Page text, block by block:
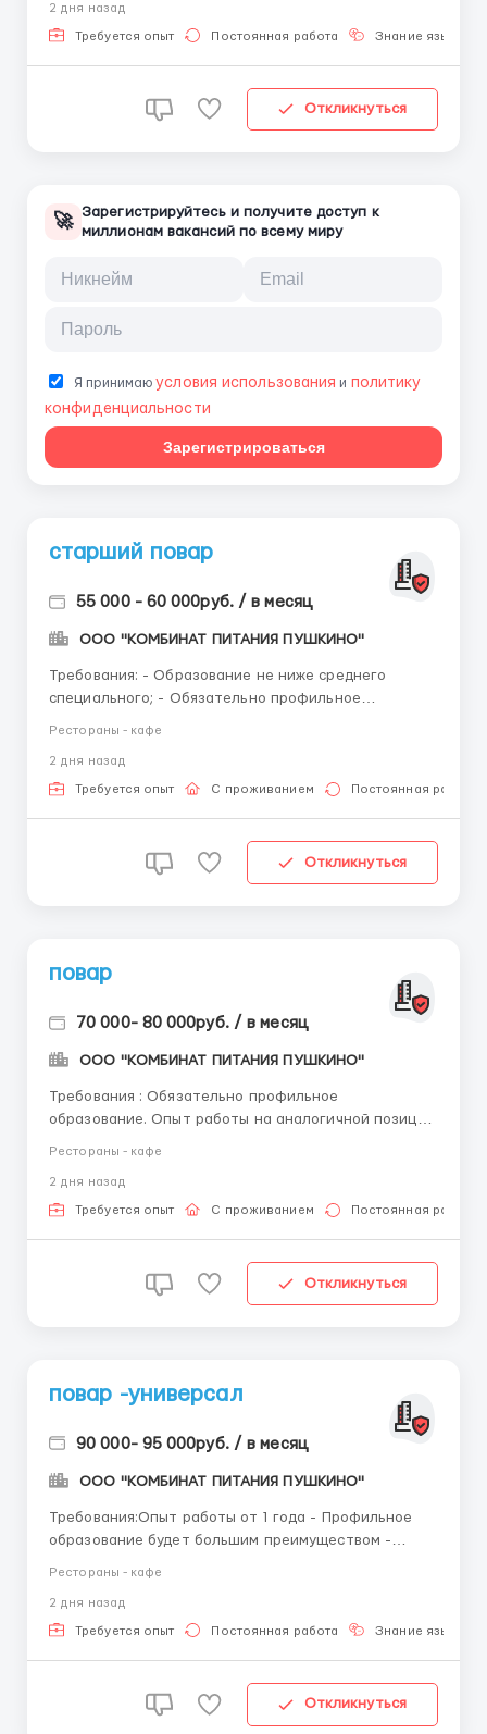
предприятий, складских комплексов,
муниципальных бюджетных учреждений. Наши
2 дня назад
Требуется опыт Постоянная работа Знание языка
Откликнуться
🚀 Зарегистрируйтесь и получите доступ к
миллионам вакансий по всему миру
Я принимаюусловия использования и политику
конфиденциальности
Зарегистрироваться
старший повар
55 000 - 60 000руб. / в месяц
ООО "КОМБИНАТ ПИТАНИЯ ПУШКИНО"
Требования: - Образование не ниже среднего
специального; - Обязательно профильное
"слушать"; - Рассматриваем кандидатов РФ,
Казахстан, Киргизия, Узбекистан. ...
Рестораны - кафе
2 дня назад
Требуется опыт С проживанием Постоянная работа
Откликнуться
повар
70 000- 80 000руб. / в месяц
ООО "КОМБИНАТ ПИТАНИЯ ПУШКИНО"
Требования : Обязательно профильное
образование. Опыт работы на аналогичной позиции
строение 1 - есть корпоративный транспорт -
Бесплатное горячее питан...
Рестораны - кафе
2 дня назад
Требуется опыт С проживанием Постоянная работа
Откликнуться
повар -универсал
90 000- 95 000руб. / в месяц
ООО "КОМБИНАТ ПИТАНИЯ ПУШКИНО"
Требования:Опыт работы от 1 года - Профильное
образование будет большим преимуществом -
коммуникабельность, исполнительность - Для
иностранных специалистов обязательно наличие
Рестораны - кафе
2 дня назад
Требуется опыт Постоянная работа Знание языка
Откликнуться